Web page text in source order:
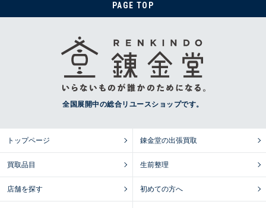
PAGE TOP
全国展開中の総合リユースショップです。
トップページ 錬金堂の出張買取
買取品目 生前整理
店舗を探す 初めての方へ